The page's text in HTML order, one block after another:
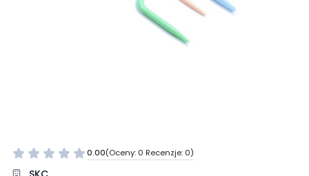
0.00(Oceny: 0 Recenzje: 0)
Przejdź do sekcji Opinie